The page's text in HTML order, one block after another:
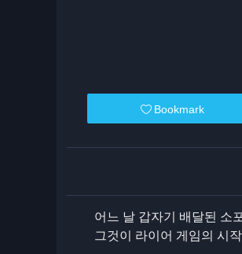
Bookmark
어느 날 갑자기 배달된 소
그것이 라이어 게임의 시